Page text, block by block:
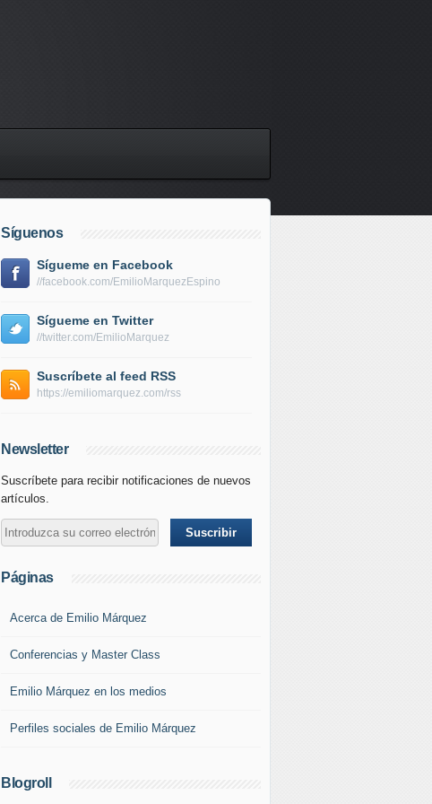
Síguenos
Sígueme en Facebook
//facebook.com/EmilioMarquezEspino
Sígueme en Twitter
//twitter.com/EmilioMarquez
Suscríbete al feed RSS
https://emiliomarquez.com/rss
Newsletter
Suscríbete para recibir notificaciones de nuevos
artículos.
Páginas
Acerca de Emilio Márquez
Conferencias y Master Class
Emilio Márquez en los medios
Perfiles sociales de Emilio Márquez
Blogroll